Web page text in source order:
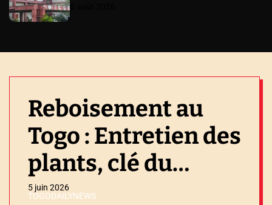
Reboisement au
Togo : Entretien des
plants, clé du
succès
5 juin 2026
TOGODAILYNEWS